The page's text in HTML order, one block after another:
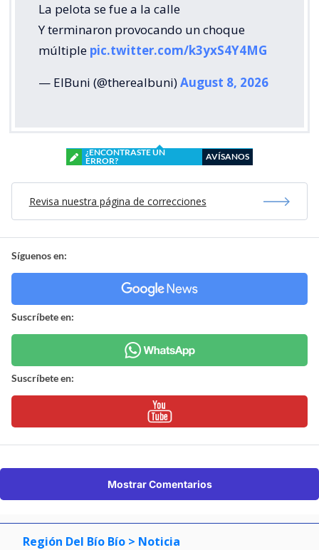
La pelota se fue a la calle
Y terminaron provocando un choque
múltiple pic.twitter.com/k3yxS4Y4MG
— ElBuni (@therealbuni)August 8, 2026
¿ENCONTRASTE UN
ERROR?
AVÍSANOS
Revisa nuestra página de correcciones
Síguenos en:
Suscríbete en:
Suscríbete en:
Mostrar Comentarios
Región Del Bío Bío > Noticia